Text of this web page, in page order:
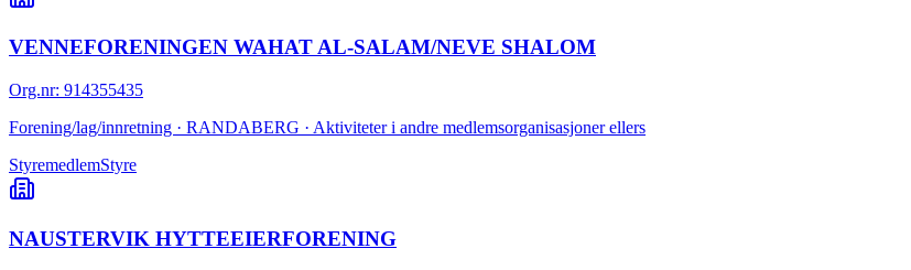
VENNEFORENINGEN WAHAT AL-SALAM/NEVE SHALOM
Org.nr: 914355435
Forening/lag/innretning · RANDABERG · Aktiviteter i andre medlemsorganisasjoner ellers
StyremedlemStyre
NAUSTERVIK HYTTEEIERFORENING